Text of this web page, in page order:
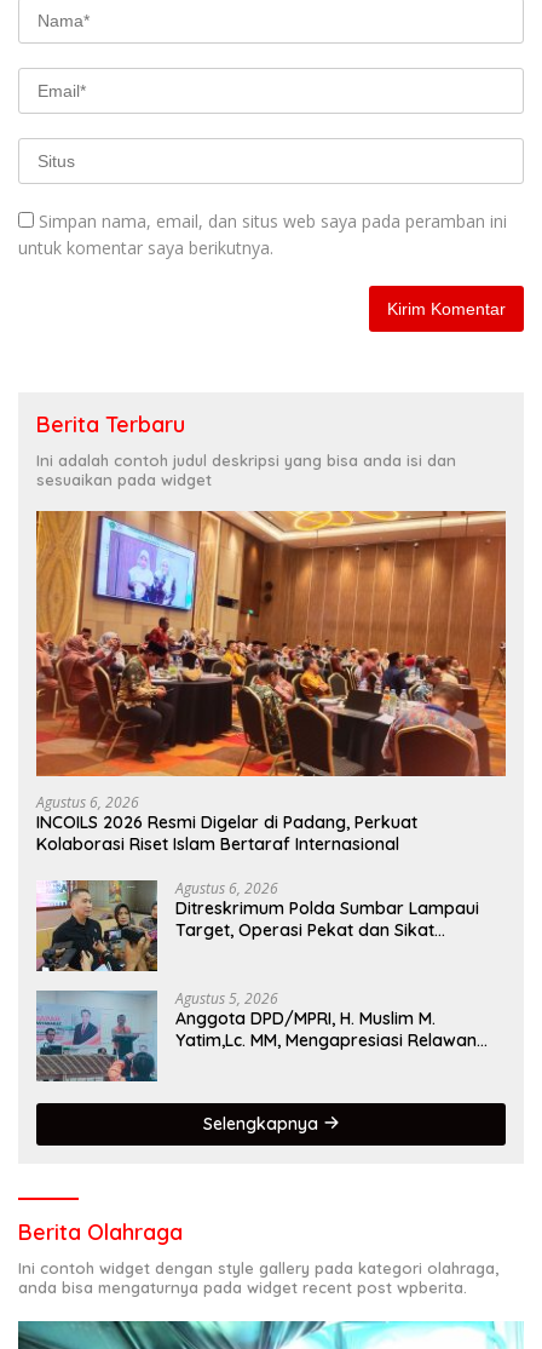
Simpan nama, email, dan situs web saya pada peramban ini
untuk komentar saya berikutnya.
Berita Terbaru
Ini adalah contoh judul deskripsi yang bisa anda isi dan
sesuaikan pada widget
Agustus 6, 2026
INCOILS 2026 Resmi Digelar di Padang, Perkuat
Kolaborasi Riset Islam Bertaraf Internasional
Agustus 6, 2026
Ditreskrimum Polda Sumbar Lampaui
Target, Operasi Pekat dan Sikat
Agustus 5, 2026
Anggota DPD/MPRI, H. Muslim M.
Yatim,Lc. MM, Mengapresiasi Relawan
Selengkapnya
Berita Olahraga
Ini contoh widget dengan style gallery pada kategori olahraga,
anda bisa mengaturnya pada widget recent post wpberita.